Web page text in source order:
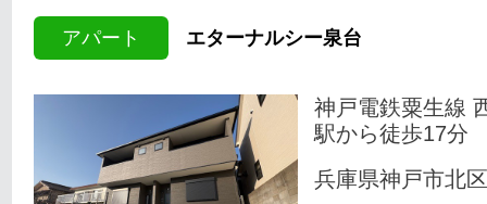
アパート エターナルシー泉台
神戸電鉄粟生線
駅から徒歩17分
兵庫県神戸市北